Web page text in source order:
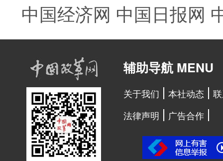
中国经济网 中国日报网
辅助导航 MENU
关于我们 本社动态
法律声明
广告合作